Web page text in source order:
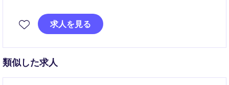
求人を見る
類似した求人